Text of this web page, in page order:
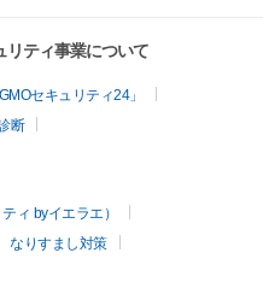
リティ事業について
セキュリティ24」
断
ィ byイエラエ）
なりすまし対策